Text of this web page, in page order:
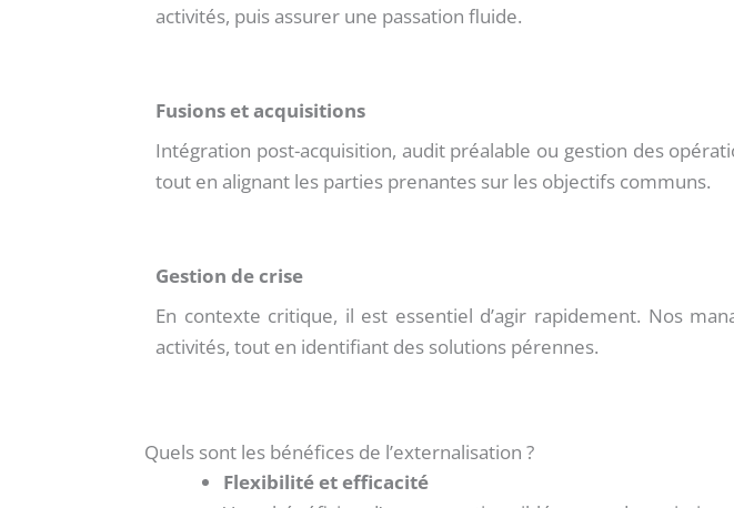
activités, puis assurer une passation fluide.
Fusions et acquisitions
Intégration post-acquisition, audit préalable ou gestion des
tout en alignant les parties prenantes sur les objectifs communs.
Gestion de crise
En contexte critique, il est essentiel d’agir rapidement. Nos
activités, tout en identifiant des solutions pérennes.
Quels sont les bénéfices de l’externalisation ?
Flexibilité et efficacité